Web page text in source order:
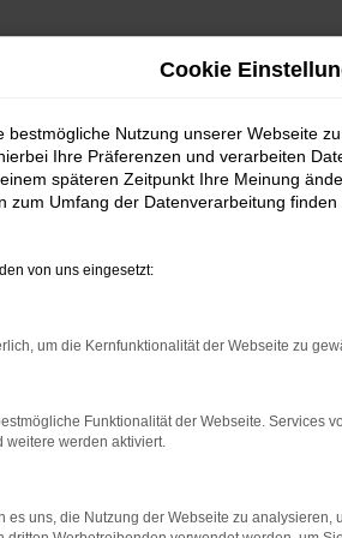
das Laden bestimmter Seiten
zu beheben.
auf dem neuesten Stand
Cookie
bestmögliche Nutzung unserer Webseite
Ihre Präferenzen und verarbeiten
späteren Zeitpunkt Ihre Meinung
zum Umfang der Datenverarbeitung finden
von uns eingesetzt:
um die Kernfunktionalität der Webseite zu
Funktionalität der Webseite. Services
weitere werden aktiviert.
es uns, die Nutzung der Webseite zu